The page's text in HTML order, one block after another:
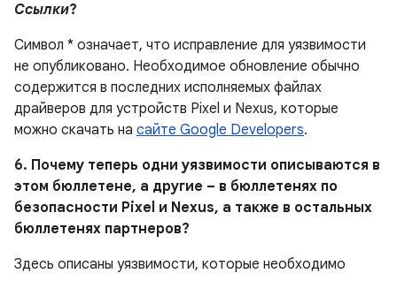
Ссылки?
Символ * означает, что исправление для уязвимости
не опубликовано. Необходимое обновление обычно
содержится в последних исполняемых файлах
драйверов для устройств Pixel и Nexus, которые
можно скачать на сайте Google Developers.
6. Почему теперь одни уязвимости описываются в
этом бюллетене, а другие – в бюллетенях по
безопасности Pixel и Nexus, а также в остальных
бюллетенях партнеров?
Здесь описаны уязвимости, которые необходимо